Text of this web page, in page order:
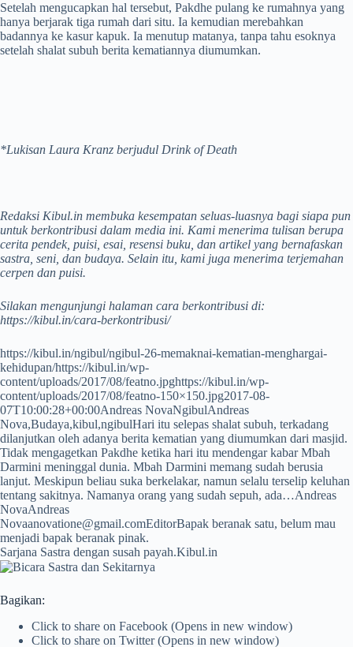
Setelah mengucapkan hal tersebut, Pakdhe pulang ke rumahnya yang
hanya berjarak tiga rumah dari situ. Ia kemudian merebahkan
badannya ke kasur kapuk. Ia menutup matanya, tanpa tahu esoknya
setelah shalat subuh berita kematiannya diumumkan.
*Lukisan Laura Kranz berjudul Drink of Death
Redaksi Kibul.in membuka kesempatan seluas-luasnya bagi siapa pun
untuk berkontribusi dalam media ini. Kami menerima tulisan berupa
cerita pendek, puisi, esai, resensi buku, dan artikel yang bernafaskan
sastra, seni, dan budaya. Selain itu, kami juga menerima terjemahan
cerpen dan puisi.
Silakan mengunjungi halaman cara berkontribusi di:
https://kibul.in/cara-berkontribusi/
https://kibul.in/ngibul/ngibul-26-memaknai-kematian-menghargai-
kehidupan/https://kibul.in/wp-
content/uploads/2017/08/featno.jpghttps://kibul.in/wp-
content/uploads/2017/08/featno-150×150.jpg2017-08-
07T10:00:28+00:00Andreas NovaNgibulAndreas
Nova,Budaya,kibul,ngibulHari itu selepas shalat subuh, terkadang
dilanjutkan oleh adanya berita kematian yang diumumkan dari masjid.
Tidak mengagetkan Pakdhe ketika hari itu mendengar kabar Mbah
Darmini meninggal dunia. Mbah Darmini memang sudah berusia
lanjut. Meskipun beliau suka berkelakar, namun selalu terselip keluhan
tentang sakitnya. Namanya orang yang sudah sepuh, ada…Andreas
NovaAndreas
Novaanovatione@gmail.comEditorBapak beranak satu, belum mau
menjadi bapak beranak pinak.
Sarjana Sastra dengan susah payah.Kibul.in
Bagikan:
Click to share on Facebook (Opens in new window)
Click to share on Twitter (Opens in new window)